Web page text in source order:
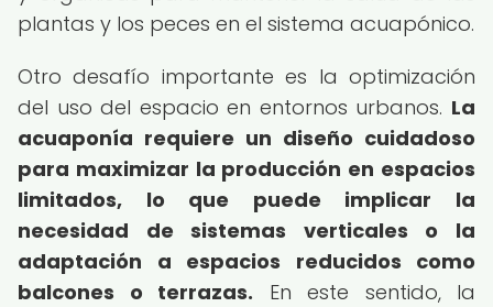
plantas y los peces en el sistema acuapónico.
Otro desafío importante es la optimización
del uso del espacio en entornos urbanos. La
acuaponía requiere un diseño cuidadoso
para maximizar la producción en espacios
limitados, lo que puede implicar la
necesidad de sistemas verticales o la
adaptación a espacios reducidos como
balcones o terrazas. En este sentido, la